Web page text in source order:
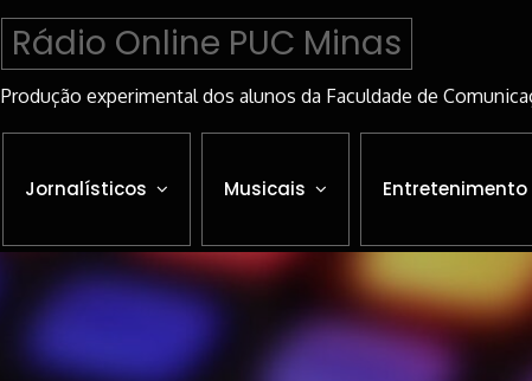
Rádio Online PUC Minas
Produção experimental dos alunos da Faculdade de
Jornalísticos Musicais Entretenimento